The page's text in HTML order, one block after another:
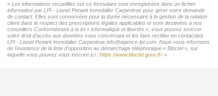
« Les informations recueillies sur ce formulaire sont enregistrées dans un fichier
informatisé par LPI - Lionel Penant Immobilier Carpentras pour gérer votre demande
de contact. Elles sont conservées pour la durée nécessaire à la gestion de la relation
client dans le respect des prescriptions légales applicables et sont destinées à nos
conseillers Conformément à la loi « informatique et libertés », vous pouvez exercer
votre droit d'accès aux données vous concernant et les faire rectifier en contactant
LPI - Lionel Penant Immobilier Carpentras info@agence-lpi.com. Nous vous informons
de l'existence de la liste d'opposition au démarchage téléphonique « Bloctel », sur
laquelle vous pouvez vous inscrire ici : https://www.bloctel.gouv.fr/»